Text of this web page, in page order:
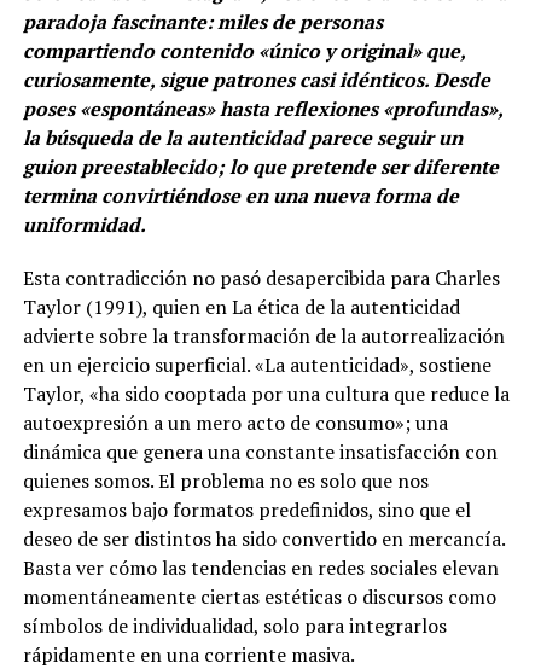
paradoja fascinante: miles de personas
compartiendo contenido «único y original» que,
curiosamente, sigue patrones casi idénticos. Desde
poses «espontáneas» hasta reflexiones «profundas»,
la búsqueda de la autenticidad parece seguir un
guion preestablecido; lo que pretende ser diferente
termina convirtiéndose en una nueva forma de
uniformidad.
Esta contradicción no pasó desapercibida para Charles
Taylor (1991), quien en La ética de la autenticidad
advierte sobre la transformación de la autorrealización
en un ejercicio superficial. «La autenticidad», sostiene
Taylor, «ha sido cooptada por una cultura que reduce la
autoexpresión a un mero acto de consumo»; una
dinámica que genera una constante insatisfacción con
quienes somos. El problema no es solo que nos
expresamos bajo formatos predefinidos, sino que el
deseo de ser distintos ha sido convertido en mercancía.
Basta ver cómo las tendencias en redes sociales elevan
momentáneamente ciertas estéticas o discursos como
símbolos de individualidad, solo para integrarlos
rápidamente en una corriente masiva.